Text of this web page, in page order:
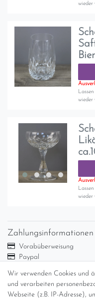
wieder
wieder
wieder
Wir verwenden Cookies und
und verarbeiten
Webseite (z.B. IP-Adresse),
Zahlungsinformationen
Vorabüberweisung
Paypal
Versandinformationen